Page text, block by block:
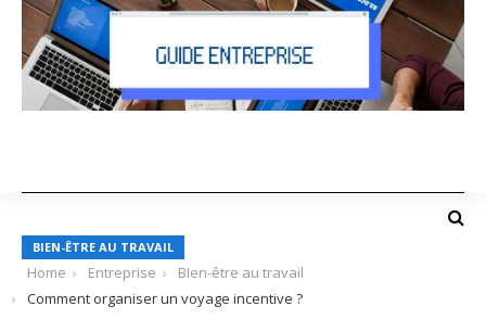
BIEN-ÊTRE AU TRAVAIL
Home Entreprise
BIen-être au travail
Comment organiser un voyage incentive ?